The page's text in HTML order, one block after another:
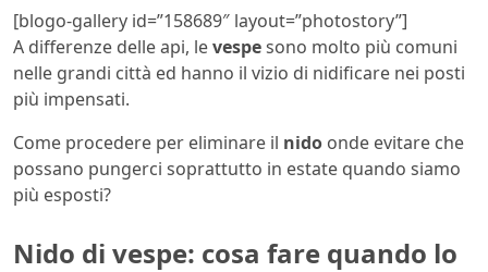
[blogo-gallery id=”158689″ layout=”photostory”]
A differenze delle api, levespesono molto più comuni
nelle grandi città ed hanno il vizio di nidificare nei posti
più impensati.
Come procedere per eliminare il nido onde evitare che
possano pungerci soprattutto in estate quando siamo
più esposti?
Nido di vespe: cosa fare quando lo